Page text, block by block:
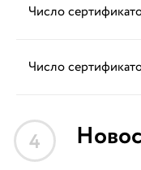
Число
Число
4